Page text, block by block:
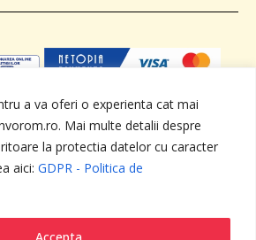
a va oferi o experienta cat mai
Mai multe detalii despre
la protectia datelor cu caracter
aici: GDPR - Politica de
Accepta
- Politica de
Termeni si
conditii
- TEHVOROM SNAGOV SRL ,